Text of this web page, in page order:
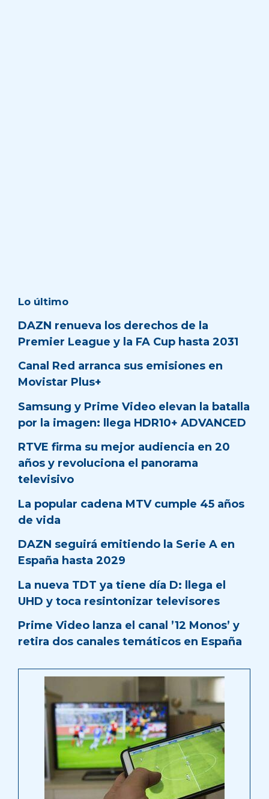
Lo último
DAZN renueva los derechos de la
Premier League y la FA Cup hasta 2031
Canal Red arranca sus emisiones en
Movistar Plus+
Samsung y Prime Video elevan la batalla
por la imagen: llega HDR10+ ADVANCED
RTVE firma su mejor audiencia en 20
años y revoluciona el panorama
televisivo
La popular cadena MTV cumple 45 años
de vida
DAZN seguirá emitiendo la Serie A en
España hasta 2029
La nueva TDT ya tiene día D: llega el
UHD y toca resintonizar televisores
Prime Video lanza el canal ’12 Monos’ y
retira dos canales temáticos en España